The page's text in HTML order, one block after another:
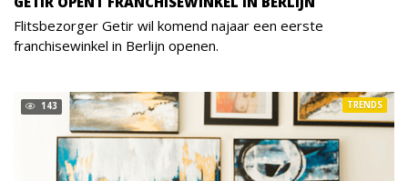
Flitsbezorger Getir wil komend najaar een eerste
franchisewinkel in Berlijn openen.
143 TRENDS